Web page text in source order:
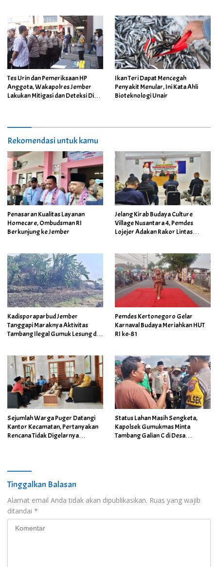
Tes Urin dan Pemeriksaan HP
Anggota, Wakapolres Jember
Lakukan Mitigasi dan Deteksi Dini
Ikan Teri Dapat Mencegah
Penyakit Menular, Ini Kata Ahli
Bioteknologi Unair
Rekomendasi untuk kamu
Penasaran Kualitas Layanan
Homecare, Ombudsman RI
Berkunjung ke Jember
Jelang Kirab Budaya Culture
Village Nusantara 4, Pemdes
Lojejer Adakan Rakor Lintas
Kadisporaparbud Jember
Tanggapi Maraknya Aktivitas
Tambang Ilegal Gumuk Lesung di
Pemdes Kertonegoro Gelar
Karnaval Budaya Meriahkan HUT
RI ke-81
Sejumlah Warga Puger Datangi
Kantor Kecamatan, Pertanyakan
Rencana Tidak Digelarnya
Status Lahan Masih Sengketa,
Kapolsek Gumukmas Minta
Tambang Galian C di Desa
Tinggalkan Balasan
Alamat email Anda tidak akan dipublikasikan. Ruas yang wajib
ditandai *